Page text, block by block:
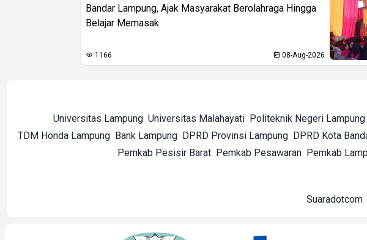
Bandar Lampung, Ajak Masyarakat Berolahraga Hingga
Belajar Memasak
1166 08-Aug-2026
Universitas Lampung Universitas Malahayati Politeknik Negeri Lampung
TDM Honda Lampung Bank Lampung DPRD Provinsi Lampung DPRD Kota
Pemkab Pesisir Barat Pemkab Pesawaran Pemkab
Suaradotcom